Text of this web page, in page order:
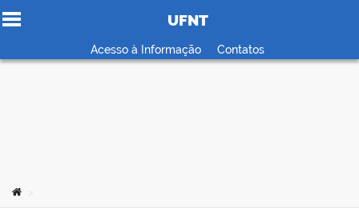
Ir para o conteúdo
UFNT
Acesso à Informação Contatos
Você está aqui: